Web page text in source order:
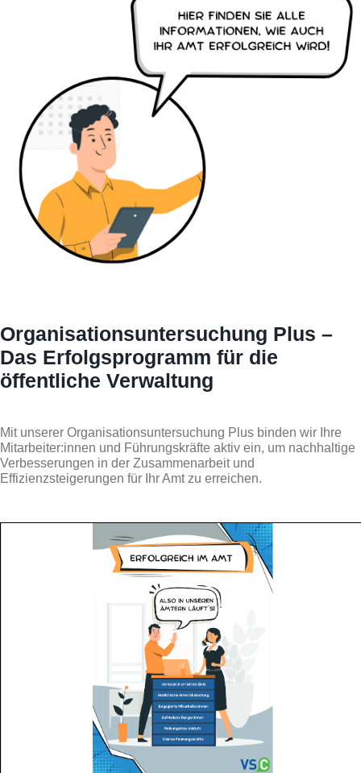
Organisationsuntersuchung Plus –
Das Erfolgsprogramm für die
öffentliche Verwaltung
Mit unserer Organisationsuntersuchung Plus binden wir Ihre
Mitarbeiter:innen und Führungskräfte aktiv ein, um nachhaltige
Verbesserungen in der Zusammenarbeit und
Effizienzsteigerungen für Ihr Amt zu erreichen.